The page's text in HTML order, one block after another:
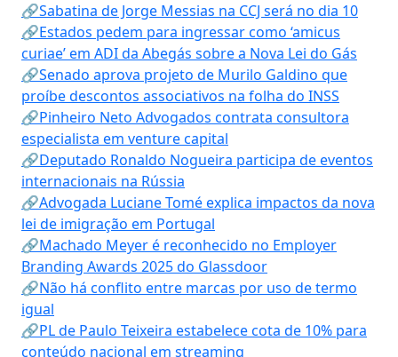
🔗Sabatina de Jorge Messias na CCJ será no dia 10
🔗Estados pedem para ingressar como ‘amicus
curiae’ em ADI da Abegás sobre a Nova Lei do Gás
🔗Senado aprova projeto de Murilo Galdino que
proíbe descontos associativos na folha do INSS
🔗Pinheiro Neto Advogados contrata consultora
especialista em venture capital
🔗Deputado Ronaldo Nogueira participa de eventos
internacionais na Rússia
🔗Advogada Luciane Tomé explica impactos da nova
lei de imigração em Portugal
🔗Machado Meyer é reconhecido no Employer
Branding Awards 2025 do Glassdoor
🔗Não há conflito entre marcas por uso de termo
igual
🔗PL de Paulo Teixeira estabelece cota de 10% para
conteúdo nacional em streaming